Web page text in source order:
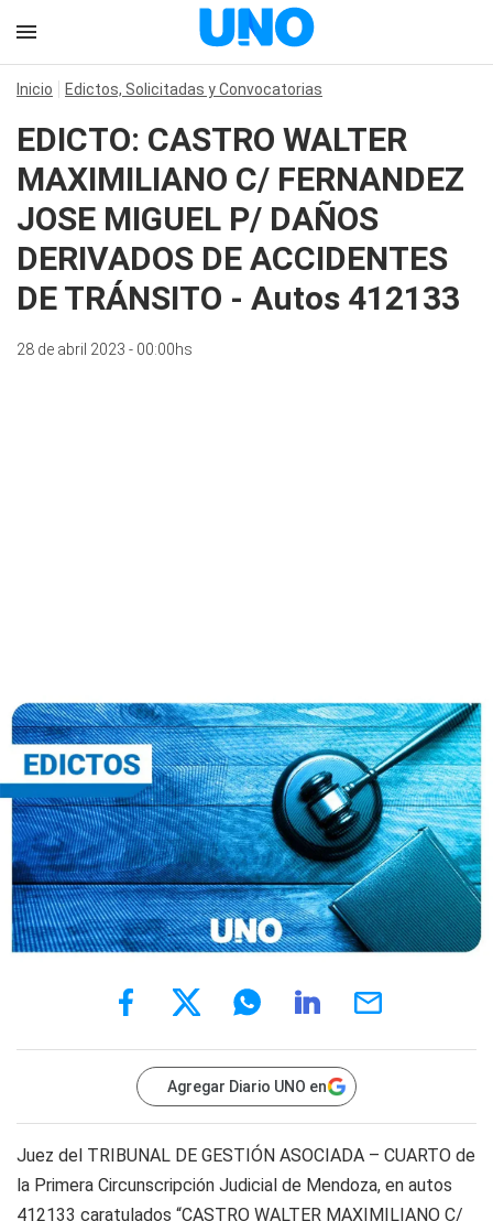
Inicio Edictos, Solicitadas y Convocatorias
EDICTO: CASTRO WALTER
MAXIMILIANO C/ FERNANDEZ
JOSE MIGUEL P/ DAÑOS
DERIVADOS DE ACCIDENTES
DE TRÁNSITO - Autos 412133
28 de abril 2023 - 00:00hs
Agregar Diario UNO en
Juez del TRIBUNAL DE GESTIÓN ASOCIADA – CUARTO de
la Primera Circunscripción Judicial de Mendoza, en autos
412133 caratulados “CASTRO WALTER MAXIMILIANO C/